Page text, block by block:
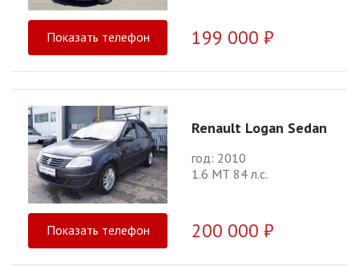
Показать телефон 199 000 ₽
Renault Logan Sedan
год: 2010
1.6 МТ 84 л.с.
Показать телефон 200 000 ₽